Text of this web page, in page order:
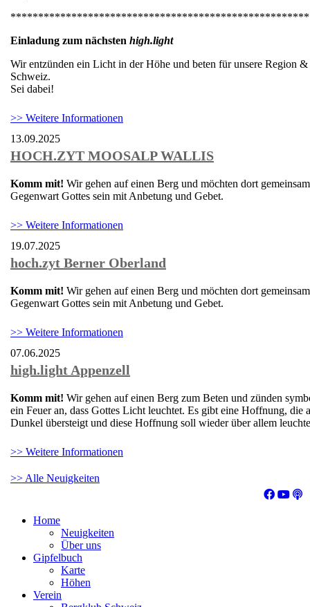
Einladung zum nächsten high.light
Wir entzünden ein Licht in der Höhe und beten für unsere Region &
Schweiz.
Sei dabei!
>> Weitere Informationen
13.09.2025
HOCH.ZYT MOOSALP WALLIS
Komm mit! Wir gehen auf einen Berg und möchten dort
Gegenwart Gottes sein mit Anbetung und Gebet.
>> Weitere Informationen
19.07.2025
hoch.zyt Berner Oberland
Komm mit! Wir gehen auf einen Berg und möchten dort
Gegenwart Gottes sein mit Anbetung und Gebet.
>> Weitere Informationen
07.06.2025
high.light Appenzell
Komm mit! Wir gehen auf einen Berg zum Beten und zünden
ein Feuer an, dass Gottes Licht leuchtet. Es gibt eine Hoffnung, die
Dunkel übersteigt und diese Hoffnung soll wieder über allem
>> Weitere Informationen
>> Alle Neuigkeiten
Home
Neuigkeiten
Über uns
Gipfelbuch
Karte
Höhen
Verein